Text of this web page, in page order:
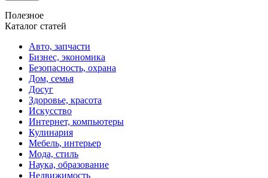
Полезное
Каталог статей
Авто, запчасти
Бизнес, экономика
Безопасность, охрана
Дом, семья
Досуг
Здоровье, красота
Искусство
Интернет, компьютеры
Кулинария
Мебель, интерьер
Мода, стиль
Наука, образование
Недвижимость